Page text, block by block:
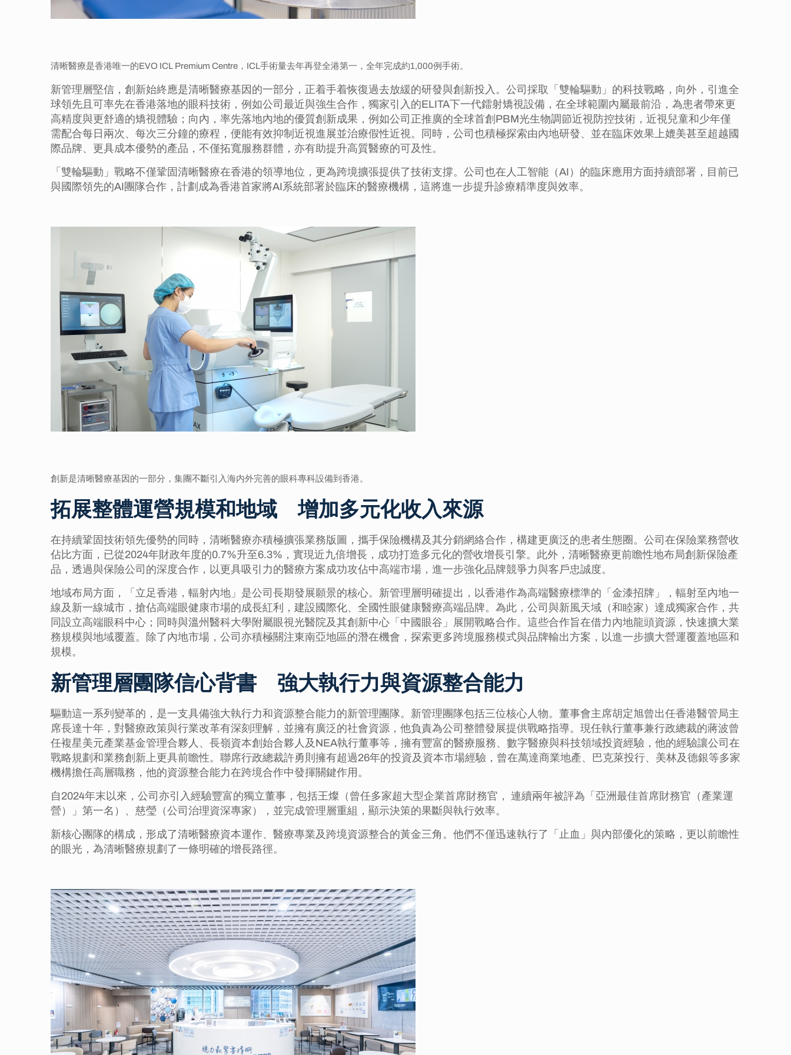
清晰醫療是香港唯一的EVO ICL Premium Centre，ICL手術量去年再登全港第一，全年完成約1,000例手術。
新管理層堅信，創新始終應是清晰醫療基因的一部分，正着手着恢復過去放緩的研發與創新投入。公司採取「雙輪驅動」的科技戰略，向外，引進全
球領先且可率先在香港落地的眼科技術，例如公司最近與強生合作，獨家引入的ELITA下一代鐳射矯視設備，在全球範圍內屬最前沿，為患者帶來更
高精度與更舒適的矯視體驗；向內，率先落地內地的優質創新成果，例如公司正推廣的全球首創PBM光生物調節近視防控技術，近視兒童和少年僅
需配合每日兩次、每次三分鐘的療程，便能有效抑制近視進展並治療假性近視。同時，公司也積極探索由內地研發、並在臨床效果上媲美甚至超越國
際品牌、更具成本優勢的產品，不僅拓寬服務群體，亦有助提升高質醫療的可及性。
「雙輪驅動」戰略不僅鞏固清晰醫療在香港的領導地位，更為跨境擴張提供了技術支撐。公司也在人工智能（AI）的臨床應用方面持續部署，目前已
與國際領先的AI團隊合作，計劃成為香港首家將AI系統部署於臨床的醫療機構，這將進一步提升診療精準度與效率。
創新是清晰醫療基因的一部分，集團不斷引入海内外完善的眼科專科設備到香港。
拓展整體運營規模和地域 增加多元化收入來源
在持續鞏固技術領先優勢的同時，清晰醫療亦積極擴張業務版圖，攜手保險機構及其分銷網絡合作，構建更廣泛的患者生態圈。公司在保險業務營收
佔比方面，已從2024年財政年度的0.7%升至6.3%，實現近九倍增長，成功打造多元化的營收增長引擎。此外，清晰醫療更前瞻性地布局創新保險產
品，透過與保險公司的深度合作，以更具吸引力的醫療方案成功攻佔中高端市場，進一步強化品牌競爭力與客戶忠誠度。
地域布局方面，「立足香港，輻射內地」是公司長期發展願景的核心。新管理層明確提出，以香港作為高端醫療標準的「金漆招牌」，輻射至內地一
線及新一線城市，搶佔高端眼健康市場的成長紅利，建設國際化、全國性眼健康醫療高端品牌。為此，公司與新風天域（和睦家）達成獨家合作，共
同設立高端眼科中心；同時與溫州醫科大學附屬眼視光醫院及其創新中心「中國眼谷」展開戰略合作。這些合作旨在借力內地龍頭資源，快速擴大業
務規模與地域覆蓋。除了內地市場，公司亦積極關注東南亞地區的潛在機會，探索更多跨境服務模式與品牌輸出方案，以進一步擴大營運覆蓋地區和
規模。
新管理層團隊信心背書 強大執行力與資源整合能力
驅動這一系列變革的，是一支具備強大執行力和資源整合能力的新管理團隊。新管理團隊包括三位核心人物。董事會主席胡定旭曾出任香港醫管局主
席長達十年，對醫療政策與行業改革有深刻理解，並擁有廣泛的社會資源，他負責為公司整體發展提供戰略指導。現任執行董事兼行政總裁的蔣波曾
任複星美元產業基金管理合夥人、長嶺資本創始合夥人及NEA執行董事等，擁有豐富的醫療服務、數字醫療與科技領域投資經驗，他的經驗讓公司在
戰略規劃和業務創新上更具前瞻性。聯席行政總裁許勇則擁有超過26年的投資及資本市場經驗，曾在萬達商業地產、巴克萊投行、美林及德銀等多家
機構擔任高層職務，他的資源整合能力在跨境合作中發揮關鍵作用。
自2024年末以來，公司亦引入經驗豐富的獨立董事，包括王燦（曾任多家超大型企業首席財務官， 連續兩年被評為「亞洲最佳首席財務官（產業運
營）」第一名）、慈瑩（公司治理資深專家），並完成管理層重組，顯示決策的果斷與執行效率。
新核心團隊的構成，形成了清晰醫療資本運作、醫療專業及跨境資源整合的黃金三角。他們不僅迅速執行了「止血」與內部優化的策略，更以前瞻性
的眼光，為清晰醫療規劃了一條明確的增長路徑。